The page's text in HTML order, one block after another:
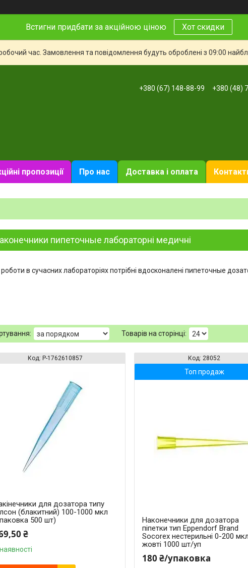
Встигни придбати за акційною ціною Хот скидки
час. Замовлення та повідомлення будуть оброблені з 09:00
+380 (67) 148-88-99 +380 (48)
пропозиції Про нас Доставка і оплата
пипеточные лабораторні медичні
в сучасних лабораторіях потрібні вдосконалені пипеточные
P-1762610857
для дозатора типу
(блакитний) 100-1000 мкл
500 шт)
₴
28052
Топ продаж
Наконечники для дозатора
піпетки тип Eppendorf Brand
Socorex нестерильні 0-200 мкл
жовті 1000 шт/уп
180 ₴/упаковка